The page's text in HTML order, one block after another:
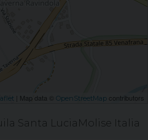
| Map data © OpenStreetMap contributors
Santa LuciaMolise Italia